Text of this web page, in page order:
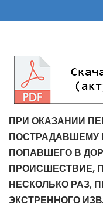
ПРИ ОКАЗАНИИ
ПОСТРАДАВШЕМУ
ПОПАВШЕГО В
ПРОИСШЕСТВИЕ,
НЕСКОЛЬКО РАЗ,
ЭКСТРЕННОГО